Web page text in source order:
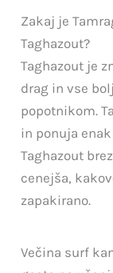
Zakaj je
Taghazout?
Taghazout je
drag in vse
popotnikom.
in ponuja
Taghazout
cenejša,
zapakirano.
Večina surf